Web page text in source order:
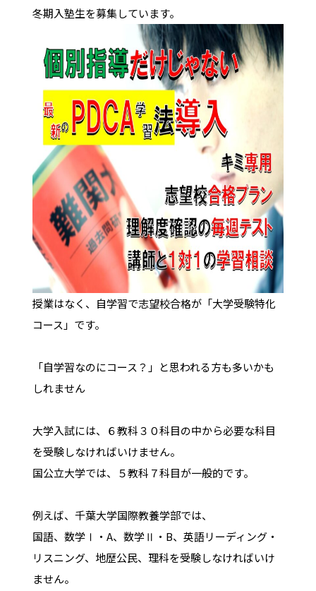
冬期入塾生を募集しています。
授業はなく、自学習で志望校合格が「大学受験特化
コース」です。
「自学習なのにコース？」と思われる方も多いかも
しれません
大学入試には、６教科３０科目の中から必要な科目
を受験しなければいけません。
国公立大学では、５教科７科目が一般的です。
例えば、千葉大学国際教養学部では、
国語、数学Ⅰ・A、数学Ⅱ・B、英語リーディング・
リスニング、地歴公民、理科を受験しなければいけ
ません。